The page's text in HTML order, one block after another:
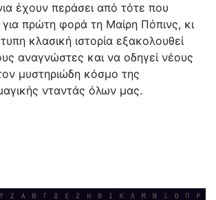
έχουν περάσει από τότε που
πρώτη φορά τη Μαίρη Πόπινς, κι
κλασική ιστορία εξακολουθεί
αναγνώστες και να οδηγεί νέους
μυστηριώδη κόσμο της
νταντάς όλων μας.